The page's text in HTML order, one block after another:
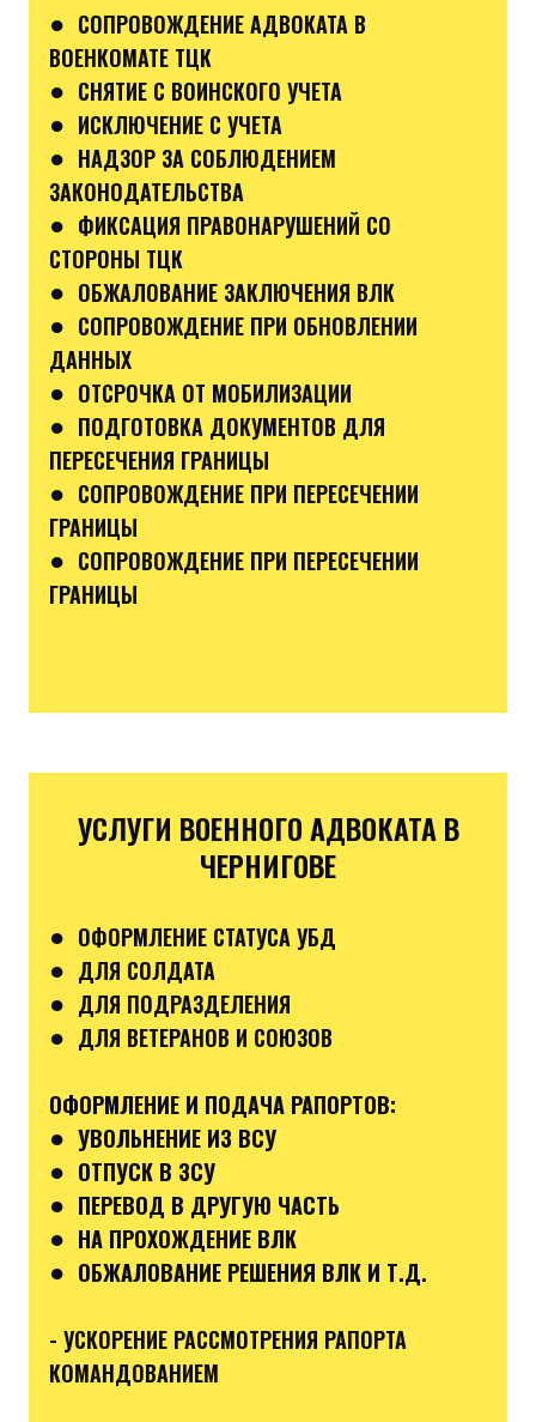
● СОПРОВОЖДЕНИЕ АДВОКАТА В
ВОЕНКОМАТЕ ТЦК
● СНЯТИЕ С ВОИНСКОГО УЧЕТА
● ИСКЛЮЧЕНИЕ С УЧЕТА
● НАДЗОР ЗА СОБЛЮДЕНИЕМ
ЗАКОНОДАТЕЛЬСТВА
● ФИКСАЦИЯ ПРАВОНАРУШЕНИЙ СО
СТОРОНЫ ТЦК
● ОБЖАЛОВАНИЕ ЗАКЛЮЧЕНИЯ ВЛК
● СОПРОВОЖДЕНИЕ ПРИ ОБНОВЛЕНИИ
ДАННЫХ
● ОТСРОЧКА ОТ МОБИЛИЗАЦИИ
● ПОДГОТОВКА ДОКУМЕНТОВ ДЛЯ
ПЕРЕСЕЧЕНИЯ ГРАНИЦЫ
● СОПРОВОЖДЕНИЕ ПРИ ПЕРЕСЕЧЕНИИ
ГРАНИЦЫ
● СОПРОВОЖДЕНИЕ ПРИ ПЕРЕСЕЧЕНИИ
ГРАНИЦЫ
УСЛУГИ ВОЕННОГО АДВОКАТА В
ЧЕРНИГОВЕ
● ОФОРМЛЕНИЕ СТАТУСА УБД
● ДЛЯ СОЛДАТА
● ДЛЯ ПОДРАЗДЕЛЕНИЯ
● ДЛЯ ВЕТЕРАНОВ И СОЮЗОВ
ОФОРМЛЕНИЕ И ПОДАЧА РАПОРТОВ:
● УВОЛЬНЕНИЕ ИЗ ВСУ
● ОТПУСК В ЗСУ
● ПЕРЕВОД В ДРУГУЮ ЧАСТЬ
● НА ПРОХОЖДЕНИЕ ВЛК
● ОБЖАЛОВАНИЕ РЕШЕНИЯ ВЛК И Т.Д.
- УСКОРЕНИЕ РАССМОТРЕНИЯ РАПОРТА
КОМАНДОВАНИЕМ